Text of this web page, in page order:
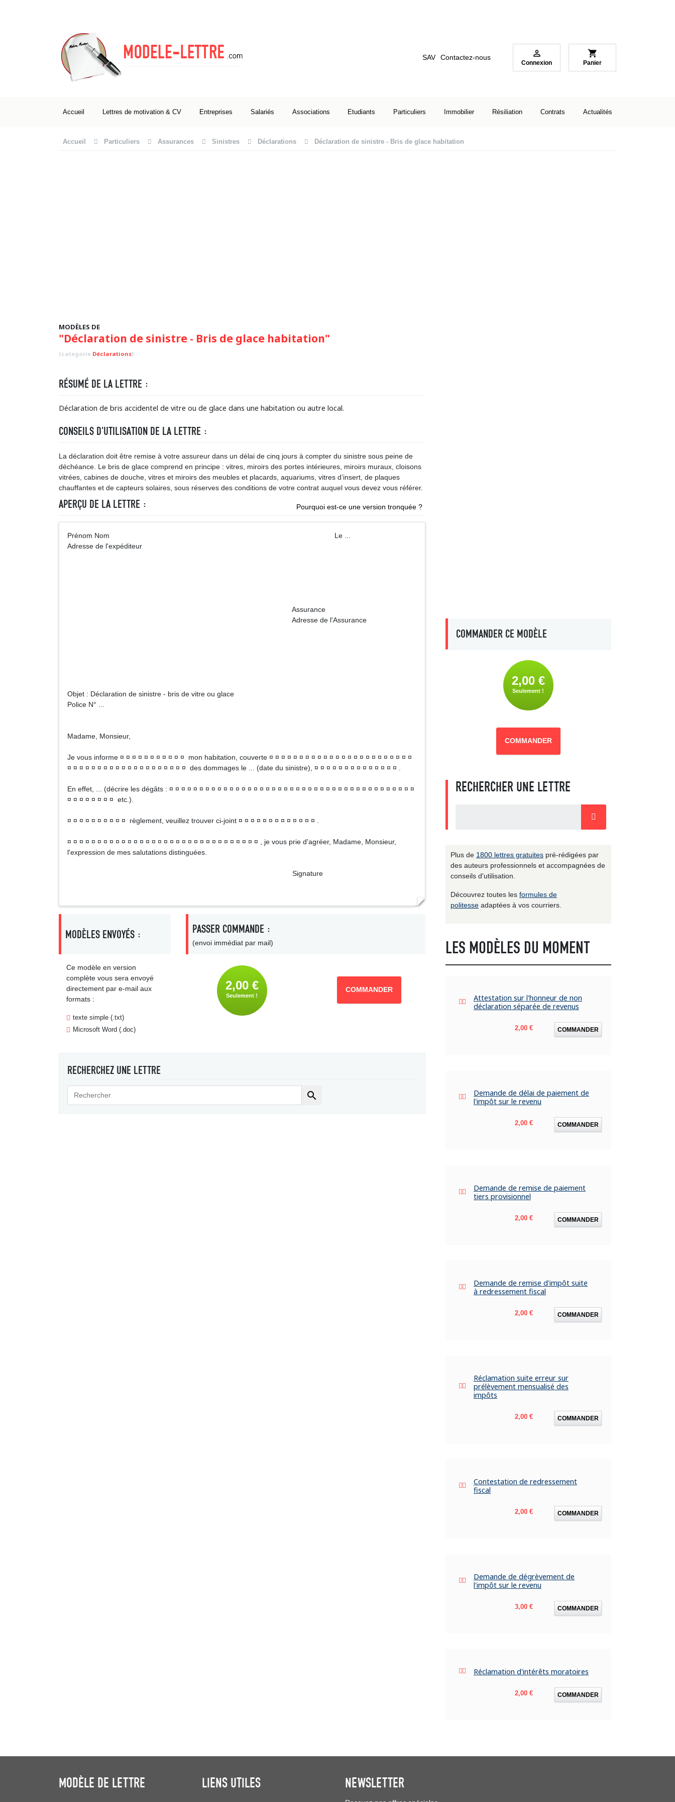
SAV Contactez-nous 
Connexion
shopping_cart
Panier
Accueil Lettres de motivation & CV Entreprises Salariés Associations Etudiants Particuliers Immobilier Résiliation Contrats Actualités
Accueil Particuliers Assurances Sinistres Déclarations Déclaration de sinistre - Bris de glace habitation
MODÈLES DE
"Déclaration de sinistre - Bris de glace habitation"
(categorie Déclarations)
RÉSUMÉ DE LA LETTRE :
Déclaration de bris accidentel de vitre ou de glace dans une habitation ou autre local.
CONSEILS D'UTILISATION DE LA LETTRE :
La déclaration doit être remise à votre assureur dans un délai de cinq jours à compter du sinistre sous peine de
déchéance. Le bris de glace comprend en principe : vitres, miroirs des portes intérieures, miroirs muraux, cloisons
vitrées, cabines de douche, vitres et miroirs des meubles et placards, aquariums, vitres d’insert, de plaques
chauffantes et de capteurs solaires, sous réserves des conditions de votre contrat auquel vous devez vous référer.
APERÇU DE LA LETTRE : Pourquoi est-ce une version tronquée ?
Prénom Nom Le ...
Adresse de l'expéditeur
Assurance
Adresse de l'Assurance
Objet : Déclaration de sinistre - bris de vitre ou glace
Police N° ...
Madame, Monsieur,
Je vous informe ¤ ¤ ¤ ¤ ¤ ¤ ¤ ¤ ¤ ¤ ¤ mon habitation, couverte ¤ ¤ ¤ ¤ ¤ ¤ ¤ ¤ ¤ ¤ ¤ ¤ ¤ ¤ ¤ ¤ ¤ ¤ ¤ ¤ ¤ ¤ ¤ ¤
¤ ¤ ¤ ¤ ¤ ¤ ¤ ¤ ¤ ¤ ¤ ¤ ¤ ¤ ¤ ¤ ¤ ¤ ¤ ¤ des dommages le ... (date du sinistre), ¤ ¤ ¤ ¤ ¤ ¤ ¤ ¤ ¤ ¤ ¤ ¤ ¤ ¤ .
En effet, ... (décrire les dégâts : ¤ ¤ ¤ ¤ ¤ ¤ ¤ ¤ ¤ ¤ ¤ ¤ ¤ ¤ ¤ ¤ ¤ ¤ ¤ ¤ ¤ ¤ ¤ ¤ ¤ ¤ ¤ ¤ ¤ ¤ ¤ ¤ ¤ ¤ ¤ ¤ ¤ ¤ ¤ ¤ ¤
¤ ¤ ¤ ¤ ¤ ¤ ¤ ¤ etc.).
¤ ¤ ¤ ¤ ¤ ¤ ¤ ¤ ¤ ¤ règlement, veuillez trouver ci-joint ¤ ¤ ¤ ¤ ¤ ¤ ¤ ¤ ¤ ¤ ¤ ¤ ¤ .
¤ ¤ ¤ ¤ ¤ ¤ ¤ ¤ ¤ ¤ ¤ ¤ ¤ ¤ ¤ ¤ ¤ ¤ ¤ ¤ ¤ ¤ ¤ ¤ ¤ ¤ ¤ ¤ ¤ ¤ ¤ ¤ , je vous prie d'agréer, Madame, Monsieur,
l'expression de mes salutations distinguées.
Signature
MODÈLES ENVOYÉS :
Ce modèle en version
complète vous sera envoyé
directement par e-mail aux
formats :
texte simple (.txt)
Microsoft Word (.doc)
PASSER COMMANDE :
(envoi immédiat par mail)
2,00 €
Seulement !
COMMANDER
RECHERCHEZ UNE LETTRE

COMMANDER CE MODÈLE
2,00 €
Seulement !
COMMANDER
RECHERCHER UNE LETTRE
Plus de 1800 lettres gratuites pré-rédigées par
des auteurs professionnels et accompagnées de
conseils d'utilisation.
Découvrez toutes les formules de
politesse adaptées à vos courriers.
LES MODÈLES DU MOMENT
Attestation sur l'honneur de non
déclaration séparée de revenus
Prix
2,00 € COMMANDER
Demande de délai de paiement de
l'impôt sur le revenu
Prix
2,00 € COMMANDER
Demande de remise de paiement
tiers provisionnel
Prix
2,00 € COMMANDER
Demande de remise d'impôt suite
à redressement fiscal
Prix
2,00 € COMMANDER
Réclamation suite erreur sur
prélèvement mensualisé des
impôts
Prix
2,00 € COMMANDER
Contestation de redressement
fiscal
Prix
2,00 € COMMANDER
Demande de dégrèvement de
l'impôt sur le revenu
Prix
3,00 € COMMANDER
Réclamation d'intérêts moratoires
Prix
2,00 € COMMANDER
MODÈLE DE LETTRE LIENS UTILES NEWSLETTER